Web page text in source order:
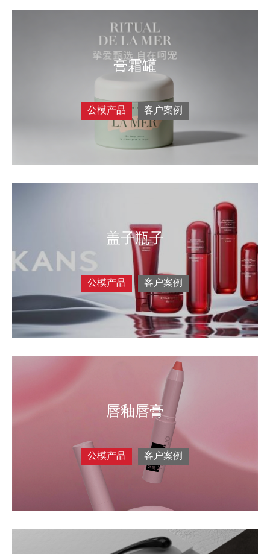
膏霜罐
公模产品 客户案例
盖子瓶子
公模产品 客户案例
唇釉唇膏
公模产品 客户案例